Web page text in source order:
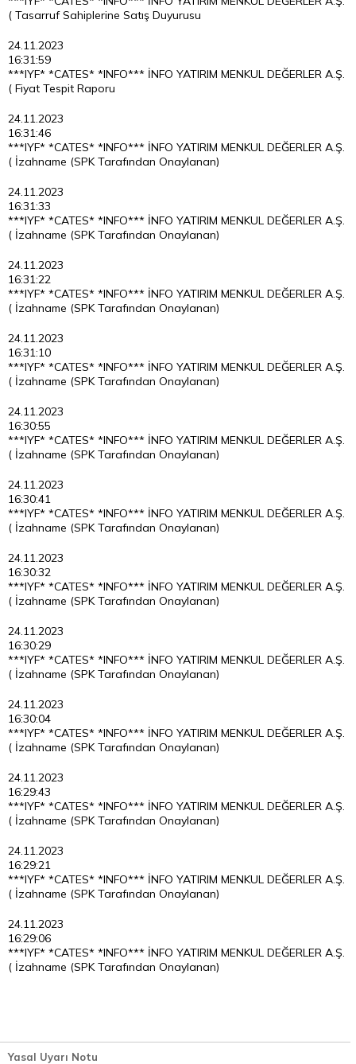
( Tasarruf Sahiplerine Satış Duyurusu
24.11.2023
16:31:59
***IYF* *CATES* *INFO*** İNFO YATIRIM MENKUL DEĞERLER A.Ş.
( Fiyat Tespit Raporu
24.11.2023
16:31:46
***IYF* *CATES* *INFO*** İNFO YATIRIM MENKUL DEĞERLER A.Ş.
( İzahname (SPK Tarafından Onaylanan)
24.11.2023
16:31:33
***IYF* *CATES* *INFO*** İNFO YATIRIM MENKUL DEĞERLER A.Ş.
( İzahname (SPK Tarafından Onaylanan)
24.11.2023
16:31:22
***IYF* *CATES* *INFO*** İNFO YATIRIM MENKUL DEĞERLER A.Ş.
( İzahname (SPK Tarafından Onaylanan)
24.11.2023
16:31:10
***IYF* *CATES* *INFO*** İNFO YATIRIM MENKUL DEĞERLER A.Ş.
( İzahname (SPK Tarafından Onaylanan)
24.11.2023
16:30:55
***IYF* *CATES* *INFO*** İNFO YATIRIM MENKUL DEĞERLER A.Ş.
( İzahname (SPK Tarafından Onaylanan)
24.11.2023
16:30:41
***IYF* *CATES* *INFO*** İNFO YATIRIM MENKUL DEĞERLER A.Ş.
( İzahname (SPK Tarafından Onaylanan)
24.11.2023
16:30:32
***IYF* *CATES* *INFO*** İNFO YATIRIM MENKUL DEĞERLER A.Ş.
( İzahname (SPK Tarafından Onaylanan)
24.11.2023
16:30:29
***IYF* *CATES* *INFO*** İNFO YATIRIM MENKUL DEĞERLER A.Ş.
( İzahname (SPK Tarafından Onaylanan)
24.11.2023
16:30:04
***IYF* *CATES* *INFO*** İNFO YATIRIM MENKUL DEĞERLER A.Ş.
( İzahname (SPK Tarafından Onaylanan)
24.11.2023
16:29:43
***IYF* *CATES* *INFO*** İNFO YATIRIM MENKUL DEĞERLER A.Ş.
( İzahname (SPK Tarafından Onaylanan)
24.11.2023
16:29:21
***IYF* *CATES* *INFO*** İNFO YATIRIM MENKUL DEĞERLER A.Ş.
( İzahname (SPK Tarafından Onaylanan)
24.11.2023
16:29:06
***IYF* *CATES* *INFO*** İNFO YATIRIM MENKUL DEĞERLER A.Ş.
( İzahname (SPK Tarafından Onaylanan)
Yasal Uyarı Notu